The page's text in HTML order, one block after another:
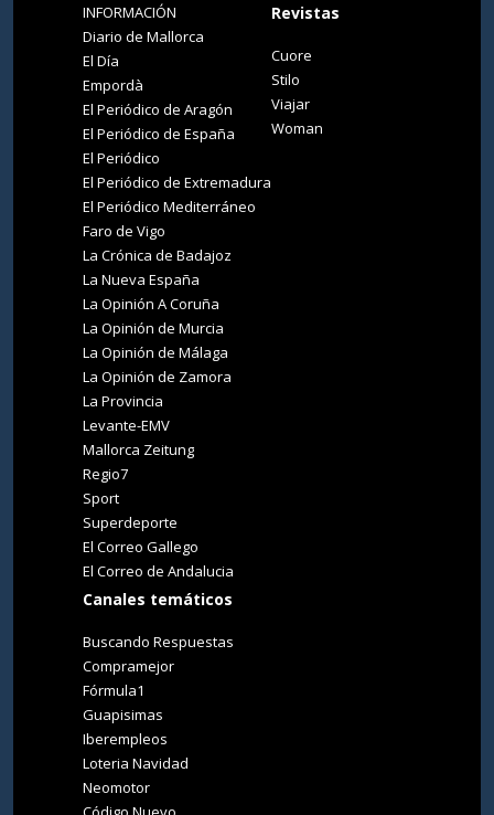
INFORMACIÓN
Diario de Mallorca
El Día
Empordà
El Periódico de Aragón
El Periódico de España
El Periódico
El Periódico de Extremadura
El Periódico Mediterráneo
Faro de Vigo
La Crónica de Badajoz
La Nueva España
La Opinión A Coruña
La Opinión de Murcia
La Opinión de Málaga
La Opinión de Zamora
La Provincia
Levante-EMV
Mallorca Zeitung
Regio7
Sport
Superdeporte
El Correo Gallego
El Correo de Andalucia
Canales temáticos
Buscando Respuestas
Compramejor
Fórmula1
Guapisimas
Iberempleos
Loteria Navidad
Neomotor
Revistas
Cuore
Stilo
Viajar
Woman